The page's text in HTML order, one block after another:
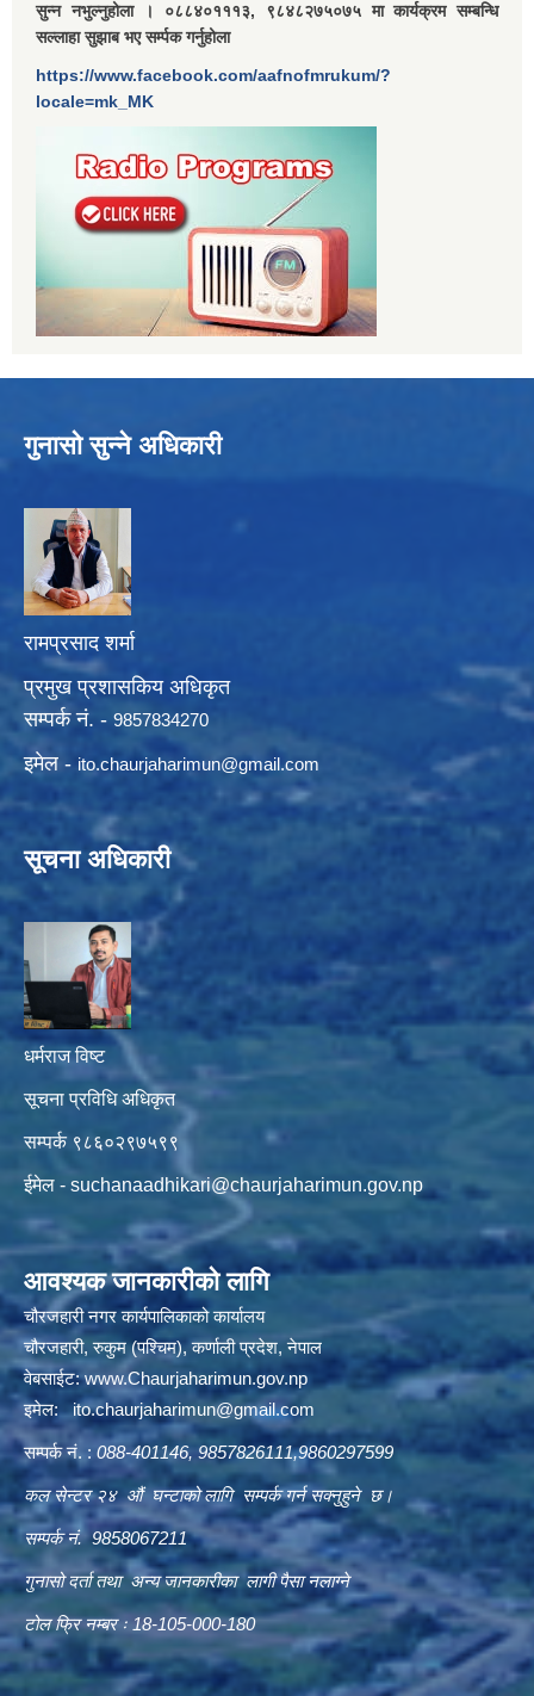
सुन्न नभुल्नुहोला । ०८८४०१११३, ९८४८२७५०७५ मा कार्यक्रम सम्बन्धि
सल्लाहा सुझाब भए सर्म्पक गर्नुहोला
https://www.facebook.com/aafnofmrukum/?
locale=mk_MK
गुनासो सुन्ने अधिकारी
रामप्रसाद शर्मा
प्रमुख प्रशासकिय अधिकृत
सम्पर्क नं. - 9857834270
इमेल - ito.chaurjaharimun@gmail.com
सूचना अधिकारी
धर्मराज विष्ट
सूचना प्रविधि अधिकृत
सम्पर्क ९८६०२९७५९९
ईमेल - suchanaadhikari@chaurjaharimun.gov.np
आवश्यक जानकारीको लागि
चौरजहारी नगर कार्यपालिकाको कार्यालय
चौरजहारी, रुकुम (पश्चिम), कर्णाली प्रदेश, नेपाल
वेबसाईट:www.Chaurjaharimun.gov.np
इमेल:ito.chaurjaharimun@gmail.com
सम्पर्क नं. : 088-401146, 9857826111,9860297599
कल सेन्टर २४ औं घन्टाको लागि सम्पर्क गर्न सक्नुहुने छ।
सम्पर्क नं. 9858067211
गुनासो दर्ता तथा अन्य जानकारीका लागी पैसा नलाग्ने
टोल फ्रि नम्बर ः 18-105-000-180